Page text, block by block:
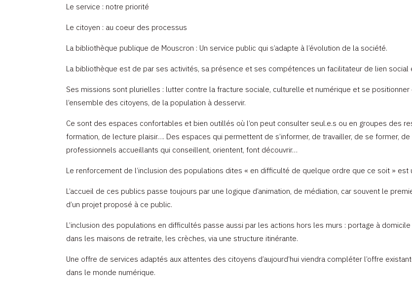
Le service : notre priorité
Le citoyen : au coeur des processus
La bibliothèque publique de Mouscron : Un service public qui s’adapte à l’évolution de la société.
La bibliothèque est de par ses activités, sa présence et ses compétences un facilitateur de lien social
Ses missions sont plurielles : lutter contre la fracture sociale, culturelle et numérique et se
l’ensemble des citoyens, de la population à desservir.
Ce sont des espaces confortables et bien outillés où l’on peut consulter seul.e.s ou en groupes des
formation, de lecture plaisir…. Des espaces qui permettent de s’informer, de travailler, de se former, de
professionnels accueillants qui conseillent, orientent, font découvrir…
Le renforcement de l’inclusion des populations dites « en difficulté de quelque ordre que ce soit »
L’accueil de ces publics passe toujours par une logique d’animation, de médiation, car souvent le
d’un projet proposé à ce public.
L’inclusion des populations en difficultés passe aussi par les actions hors les murs : portage à
dans les maisons de retraite, les crèches, via une structure itinérante.
Une offre de services adaptés aux attentes des citoyens d’aujourd’hui viendra compléter l’offre
dans le monde numérique.